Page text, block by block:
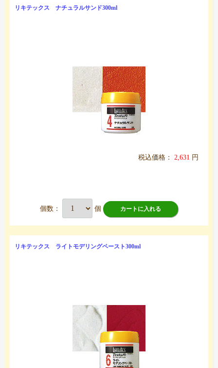
リキテックス ナチュラルサンド300ml
税込価格： 2,631 円
個数： 個 カートに入れる
リキテックス ライトモデリングペースト300ml